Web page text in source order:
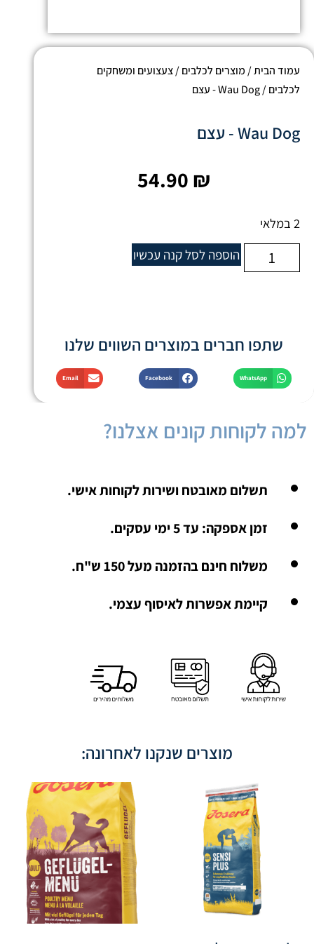
עמוד הבית/ מוצרים לכלבים/צעצועים ומשחקים
לכלבים/ Wau Dog - עצם
Wau Dog - עצם
54.90 ₪
2 במלאי
הוספה לסלקנה עכשיו
שתפו חברים במוצרים השווים שלנו
WhatsApp
Facebook
Email
למה לקוחות קונים אצלנו?
תשלום מאובטח ושירות לקוחות אישי.
זמן אספקה: עד 5 ימי עסקים.
משלוח חינם בהזמנה מעל 150 ש"ח.
קיימת אפשרות לאיסוף עצמי.
מוצרים שנקנו לאחרונה: